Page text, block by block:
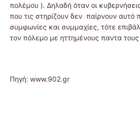
πολέμου ). Δηλαδή όταν οι
που τις στηρίζουν δεν παίρνουν
συμφωνίες και συμμαχίες, τότε
τον πόλεμο με ηττημένους παντα
Πηγή: www.902.gr